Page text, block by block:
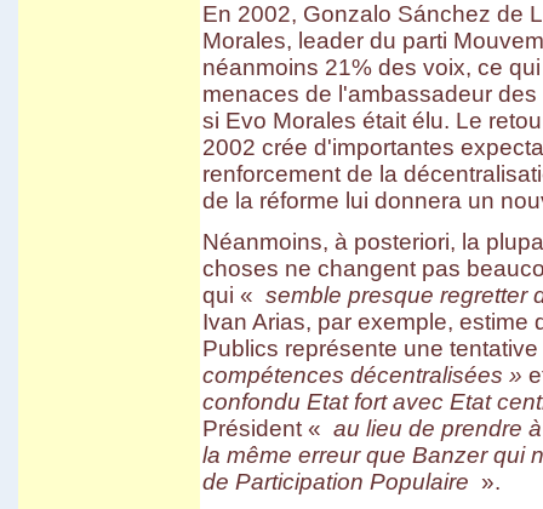
En 2002, Gonzalo Sánchez de
Morales, leader du parti
néanmoins 21% des voix, ce
menaces de l'ambassadeur
si Evo Morales était élu. Le
2002 crée d'importantes
renforcement de la
de la réforme lui donnera un
Néanmoins, à posteriori, la
choses ne changent pas
qui « semble presque regretter
Ivan Arias, par exemple, estime
Publics représente une
compétences décentralisées »
confondu Etat fort avec Etat
Président « au lieu de prendre
la même erreur que Banzer qui
de Participation Populaire ».